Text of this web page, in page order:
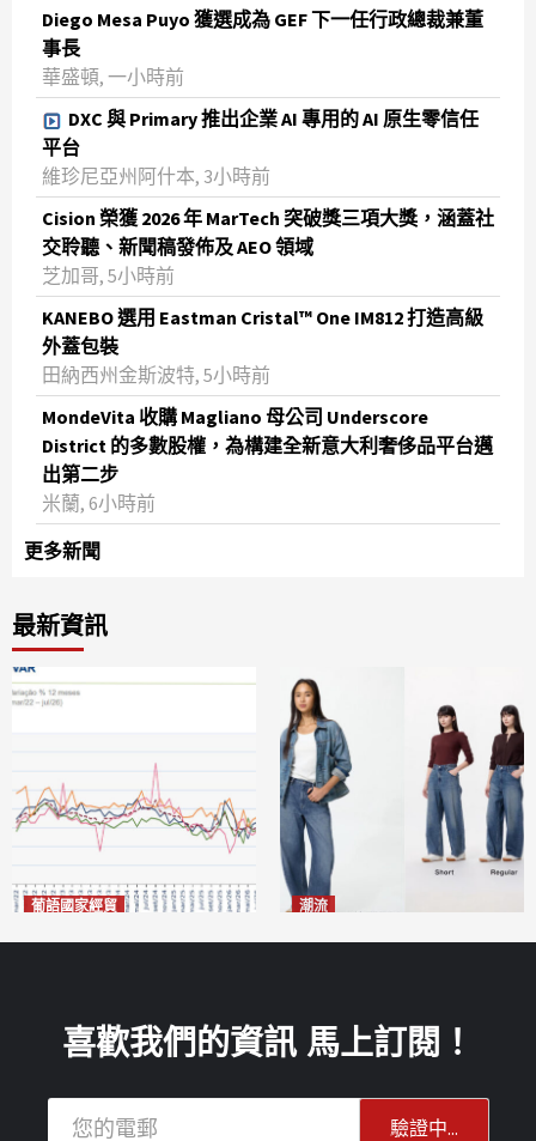
Diego Mesa Puyo 獲選成為 GEF 下一任行政總裁兼董
事長
華盛頓, 一小時前
DXC 與 Primary 推出企業 AI 專用的 AI 原生零信任
平台
維珍尼亞州阿什本, 3小時前
Cision 榮獲 2026 年 MarTech 突破獎三項大獎，涵蓋社
交聆聽、新聞稿發佈及 AEO 領域
芝加哥, 5小時前
KANEBO 選用 Eastman Cristal™ One IM812 打造高級
外蓋包裝
田納西州金斯波特, 5小時前
MondeVita 收購 Magliano 母公司 Underscore
District 的多數股權，為構建全新意大利奢侈品平台邁
出第二步
米蘭, 6小時前
更多新聞
最新資訊
葡語國家經貿 潮流
喜歡我們的資訊 馬上訂閱！